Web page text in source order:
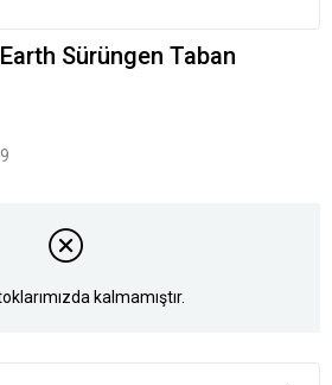
Sürüngen Taban
kalmamıştır.